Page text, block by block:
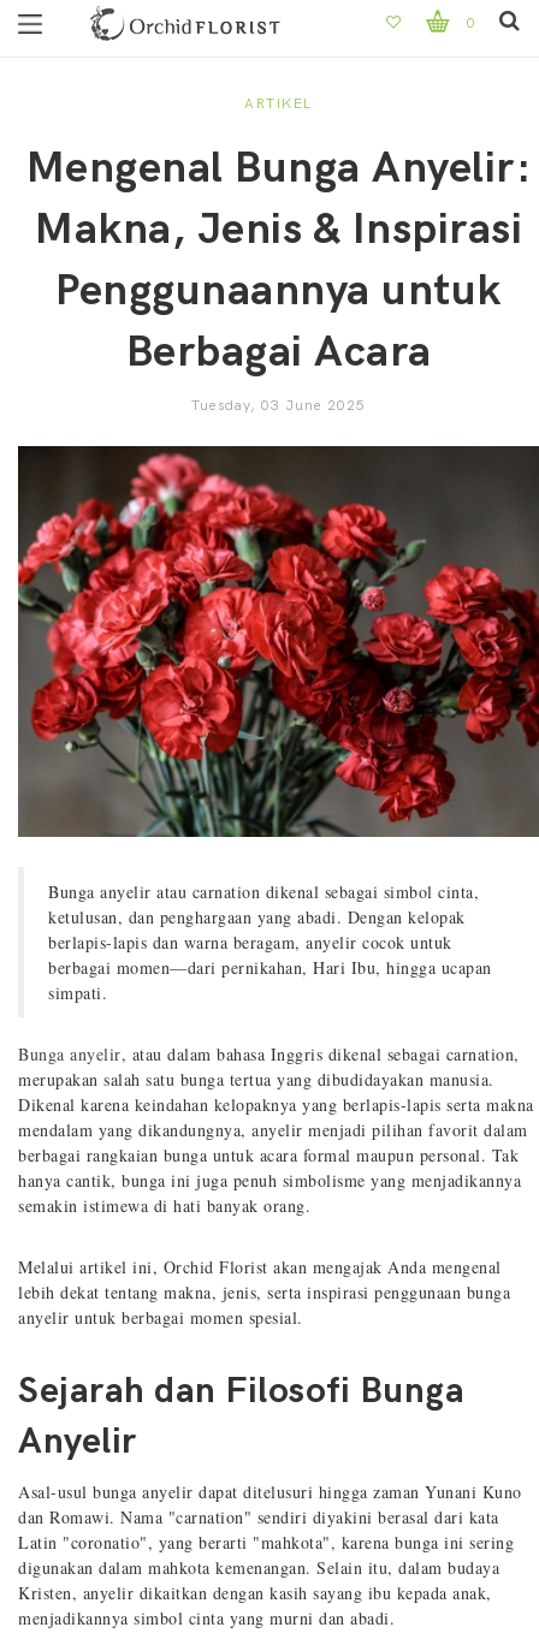
0
ARTIKEL
Mengenal Bunga Anyelir:
Makna, Jenis & Inspirasi
Penggunaannya untuk
Berbagai Acara
Tuesday, 03 June 2025
Bunga anyelir atau carnation dikenal sebagai simbol cinta,
ketulusan, dan penghargaan yang abadi. Dengan kelopak
berlapis-lapis dan warna beragam, anyelir cocok untuk
berbagai momen—dari pernikahan, Hari Ibu, hingga ucapan
simpati.
Bunga anyelir, atau dalam bahasa Inggris dikenal sebagai carnation,
merupakan salah satu bunga tertua yang dibudidayakan manusia.
Dikenal karena keindahan kelopaknya yang berlapis-lapis serta makna
mendalam yang dikandungnya, anyelir menjadi pilihan favorit dalam
berbagai rangkaian bunga untuk acara formal maupun personal. Tak
hanya cantik, bunga ini juga penuh simbolisme yang menjadikannya
semakin istimewa di hati banyak orang.
Melalui artikel ini, Orchid Florist akan mengajak Anda mengenal
lebih dekat tentang makna, jenis, serta inspirasi penggunaan bunga
anyelir untuk berbagai momen spesial.
Sejarah dan Filosofi Bunga
Anyelir
Asal-usul bunga anyelir dapat ditelusuri hingga zaman Yunani Kuno
dan Romawi. Nama "carnation" sendiri diyakini berasal dari kata
Latin "coronatio", yang berarti "mahkota", karena bunga ini sering
digunakan dalam mahkota kemenangan. Selain itu, dalam budaya
Kristen, anyelir dikaitkan dengan kasih sayang ibu kepada anak,
menjadikannya simbol cinta yang murni dan abadi.